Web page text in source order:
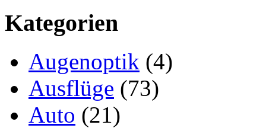
Kategorien
Augenoptik (4)
Ausflüge (73)
Auto (21)